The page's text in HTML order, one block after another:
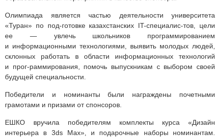
Олимпиада является частью деятельности университета
«Туран» по под-готовке казахстанских IT-специалис-тов, цели
ее — увлечь школьников программированием
и информационными технологиями, выявить молодых людей,
склонных работать в области информационных технологий
и прог-раммирования, помочь выпускникам с выбором своей
будущей специальности.
Победители и номинанты были награждены почетными
грамотами и призами от спонсоров.
ЕШКО вручила победителям комплекты курса «Дизайн
интерьера в 3ds Max», и подарочные наборы номинантам.